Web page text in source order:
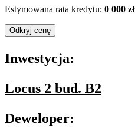
Estymowana rata kredytu: 0 000 zł
Odkryj cenę
Inwestycja:
Locus 2 bud. B2
Deweloper: